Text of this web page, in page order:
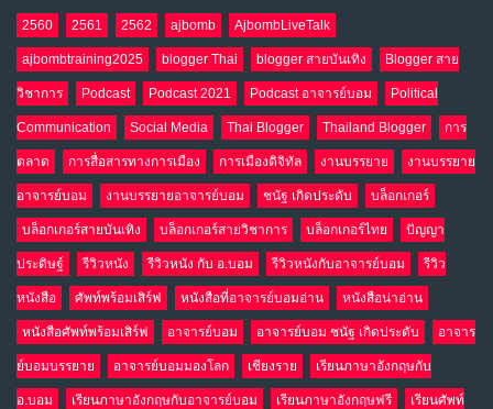
NO COMMENTS
10 อินโดนีเซีย กับเกมอำนาจที่มองไม่เห็น
เม.ย. 19, 2026
NO COMMENTS
2560 2561 2562 ajbomb AjbombLiveTalk
ajbombtraining2025 blogger Thai blogger สายบันเทิง Blogger สาย
วิชาการ Podcast Podcast 2021 Podcast อาจารย์บอม Political
Communication Social Media Thai Blogger Thailand Blogger การ
ตลาด การสื่อสารทางการเมือง การเมืองดิจิทัล งานบรรยาย งานบรรยาย
อาจารย์บอม งานบรรยายอาจารย์บอม ชนัฐ เกิดประดับ บล็อกเกอร์
บล็อกเกอร์สายบันเทิง บล็อกเกอร์สายวิชาการ บล็อกเกอร์ไทย ปัญญา
ประดิษฐ์ รีวิวหนัง รีวิวหนัง กับ อ.บอม รีวิวหนังกับอาจารย์บอม รีวิว
หนังสือ ศัพท์พร้อมเสิร์ฟ หนังสือที่อาจารย์บอมอ่าน หนังสือน่าอ่าน
หนังสือศัพท์พร้อมเสิร์ฟ อาจารย์บอม อาจารย์บอม ชนัฐ เกิดประดับ อาจาร
ย์บอมบรรยาย อาจารย์บอมมองโลก เชียงราย เรียนภาษาอังกฤษกับ
อ.บอม เรียนภาษาอังกฤษกับอาจารย์บอม เรียนภาษาอังกฤษฟรี เรียนศัพท์